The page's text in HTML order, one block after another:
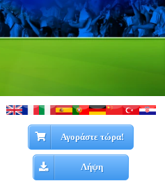
ποδοσφαίρου •
Αγοράστε τώρα!
Λήψη